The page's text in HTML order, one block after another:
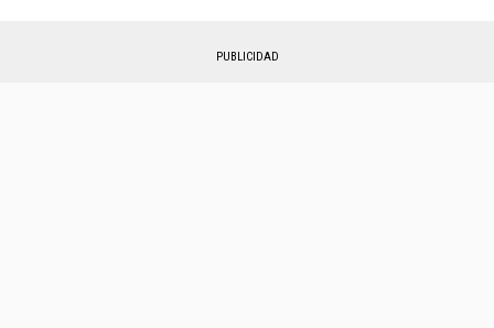
PUBLICIDAD